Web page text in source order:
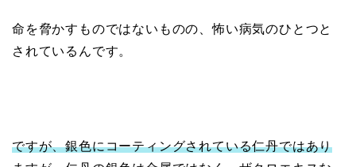
命を脅かすものではないものの、怖い病気のひとつと
されているんです。
ですが、銀色にコーティングされている仁丹ではあり